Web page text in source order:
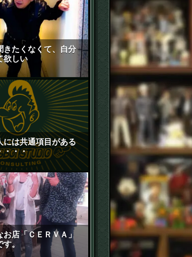
きたくなくて、自分
欲しい
には共通項目がある
・・・
お店「ＣＥＲＶＡ」
。